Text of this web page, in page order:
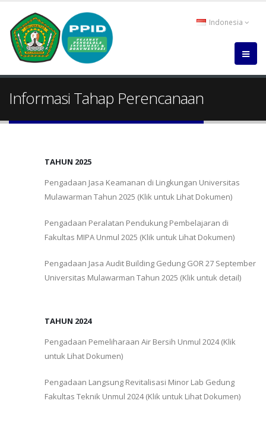
Indonesia
Informasi Tahap Perencanaan
TAHUN 2025
Pengadaan Jasa Keamanan di Lingkungan Universitas
Mulawarman Tahun 2025 (Klik untuk Lihat Dokumen)
Pengadaan Peralatan Pendukung Pembelajaran di
Fakultas MIPA Unmul 2025 (Klik untuk Lihat Dokumen)
Pengadaan Jasa Audit Building Gedung GOR 27 September
Universitas Mulawarman Tahun 2025 (Klik untuk detail)
TAHUN 2024
Pengadaan Pemeliharaan Air Bersih Unmul 2024 (Klik
untuk Lihat Dokumen)
Pengadaan Langsung Revitalisasi Minor Lab Gedung
Fakultas Teknik Unmul 2024 (Klik untuk Lihat Dokumen)